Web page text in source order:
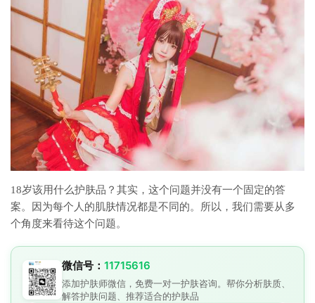
18岁该用什么护肤品？其实，这个问题并没有一个固定的答
案。因为每个人的肌肤情况都是不同的。所以，我们需要从多
个角度来看待这个问题。
微信号： 11715616
添加护肤师微信，免费一对一护肤咨询。帮你分析肤质、
解答护肤问题、推荐适合的护肤品